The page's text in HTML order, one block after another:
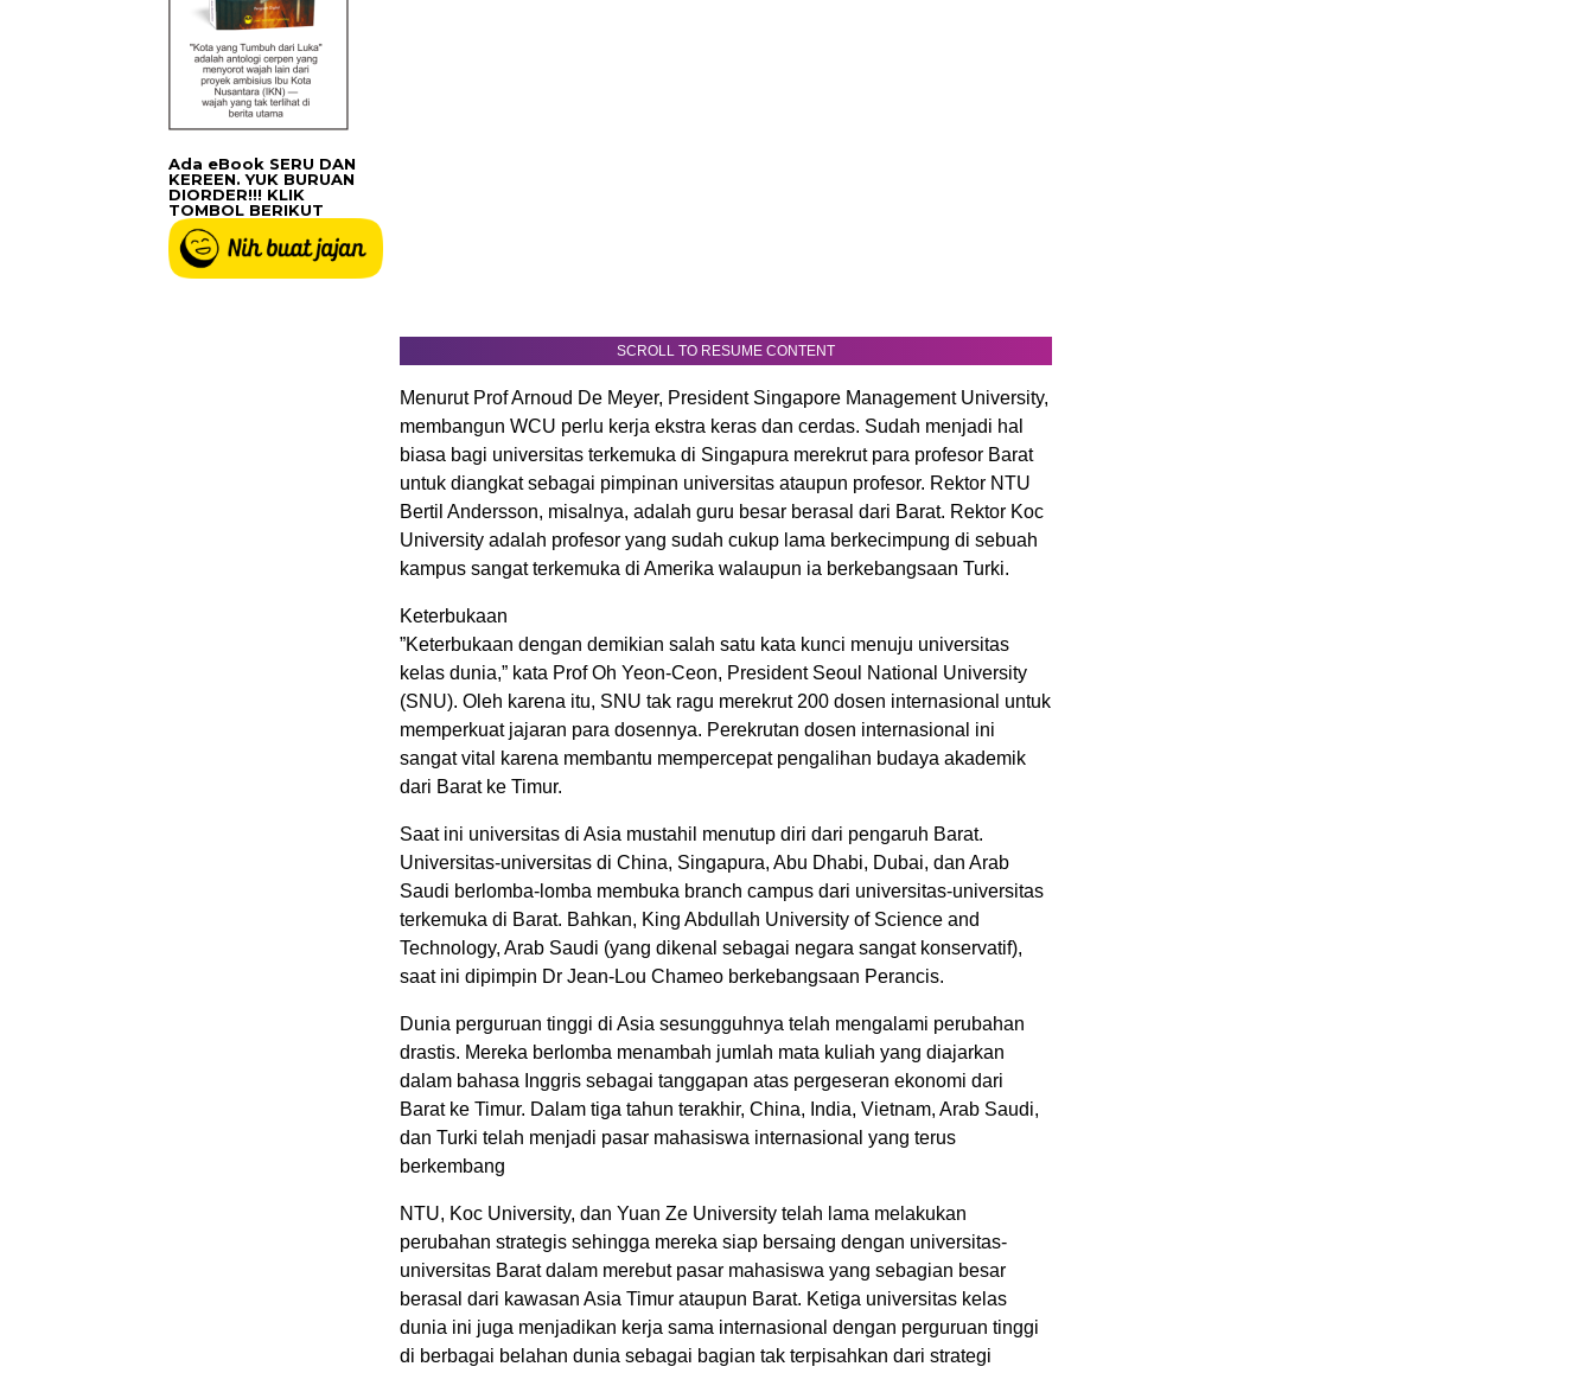
SCROLL TO RESUME CONTENT
Menurut Prof Arnoud De Meyer, President Singapore Management University,
membangun WCU perlu kerja ekstra keras dan cerdas. Sudah menjadi hal
biasa bagi universitas terkemuka di Singapura merekrut para profesor Barat
untuk diangkat sebagai pimpinan universitas ataupun profesor. Rektor NTU
Bertil Andersson, misalnya, adalah guru besar berasal dari Barat. Rektor Koc
University adalah profesor yang sudah cukup lama berkecimpung di sebuah
kampus sangat terkemuka di Amerika walaupun ia berkebangsaan Turki.
Keterbukaan
”Keterbukaan dengan demikian salah satu kata kunci menuju universitas
kelas dunia,” kata Prof Oh Yeon-Ceon, President Seoul National University
(SNU). Oleh karena itu, SNU tak ragu merekrut 200 dosen internasional untuk
memperkuat jajaran para dosennya. Perekrutan dosen internasional ini
sangat vital karena membantu mempercepat pengalihan budaya akademik
dari Barat ke Timur.
Saat ini universitas di Asia mustahil menutup diri dari pengaruh Barat.
Universitas-universitas di China, Singapura, Abu Dhabi, Dubai, dan Arab
Saudi berlomba-lomba membuka branch campus dari universitas-universitas
terkemuka di Barat. Bahkan, King Abdullah University of Science and
Technology, Arab Saudi (yang dikenal sebagai negara sangat konservatif),
saat ini dipimpin Dr Jean-Lou Chameo berkebangsaan Perancis.
Dunia perguruan tinggi di Asia sesungguhnya telah mengalami perubahan
drastis. Mereka berlomba menambah jumlah mata kuliah yang diajarkan
dalam bahasa Inggris sebagai tanggapan atas pergeseran ekonomi dari
Barat ke Timur. Dalam tiga tahun terakhir, China, India, Vietnam, Arab Saudi,
dan Turki telah menjadi pasar mahasiswa internasional yang terus
berkembang
NTU, Koc University, dan Yuan Ze University telah lama melakukan
perubahan strategis sehingga mereka siap bersaing dengan universitas-
universitas Barat dalam merebut pasar mahasiswa yang sebagian besar
berasal dari kawasan Asia Timur ataupun Barat. Ketiga universitas kelas
dunia ini juga menjadikan kerja sama internasional dengan perguruan tinggi
di berbagai belahan dunia sebagai bagian tak terpisahkan dari strategi
Ada eBook SERU DAN
KEREEN. YUK BURUAN
DIORDER!!! KLIK
TOMBOL BERIKUT